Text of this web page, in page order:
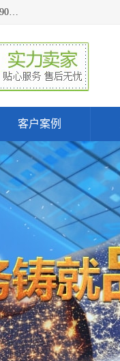
宁波上椿进出口有限公司是日本COMPACT康柏特，原装进口，进口代理商批发, 提供450PL气动抛光机、715A2气动抛光机、905A4打磨机、935GS打磨机、913W-5水磨机、450PL抛光机、715A2抛光机、935GS齿轮抛光机、905A4气动打磨机、价格实惠,欢迎来电咨询.
客户案例